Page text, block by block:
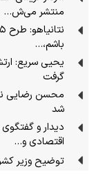
منتشر می‌ش…
باشم،…
یحیی سریع:
گرفت
محسن رضایی
شد
دیدار و
اقتصادی و…
توضیح وزیر